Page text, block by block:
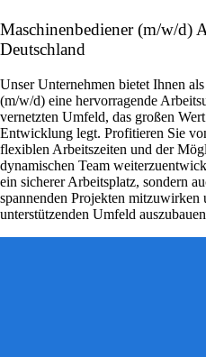
Maschinenbediener (m/w/d)
Deutschland
Unser Unternehmen bietet Ihnen
(m/w/d) eine hervorragende
vernetzten Umfeld, das großen
Entwicklung legt. Profitieren Sie
flexiblen Arbeitszeiten und der
dynamischen Team
ein sicherer Arbeitsplatz, sondern
spannenden Projekten
unterstützenden Umfeld